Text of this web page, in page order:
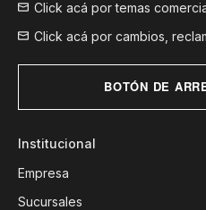
Institucional
Empresa
Sucursales
Click acá por temas
Click acá por cambios,
BOTÓN DE